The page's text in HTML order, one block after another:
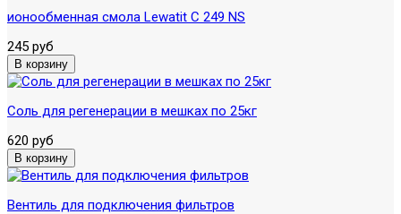
ионообменная смола Lewatit C 249 NS
245 руб
Соль для регенерации в мешках по 25кг
620 руб
Вентиль для подключения фильтров